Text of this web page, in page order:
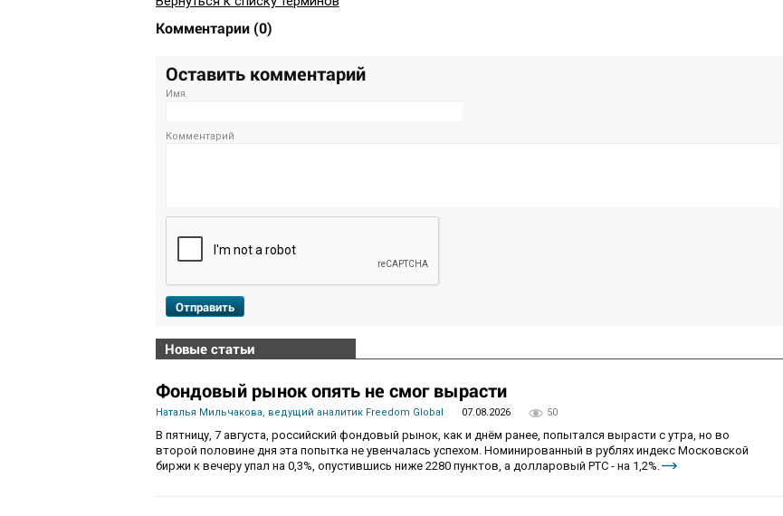
Комментарии (0)
Оставить комментарий
Имя
Комментарий
Отправить
Новые статьи
Фондовый рынок опять не смог вырасти
Наталья Мильчакова, ведущий аналитик Freedom Global 07.08.2026 50
В пятницу, 7 августа, российский фондовый рынок, как и днём ранее, попытался вырасти с утра, но во
второй половине дня эта попытка не увенчалась успехом. Номинированный в рублях индекс Московской
биржи к вечеру упал на 0,3%, опустившись ниже 2280 пунктов, а долларовый РТС - на 1,2%.